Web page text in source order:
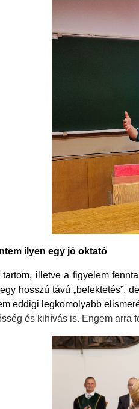
ilyen egy jó oktató
illetve a figyelem
hosszú távú „befektetés”,
eddigi legkomolyabb
és kihívás is. Engem